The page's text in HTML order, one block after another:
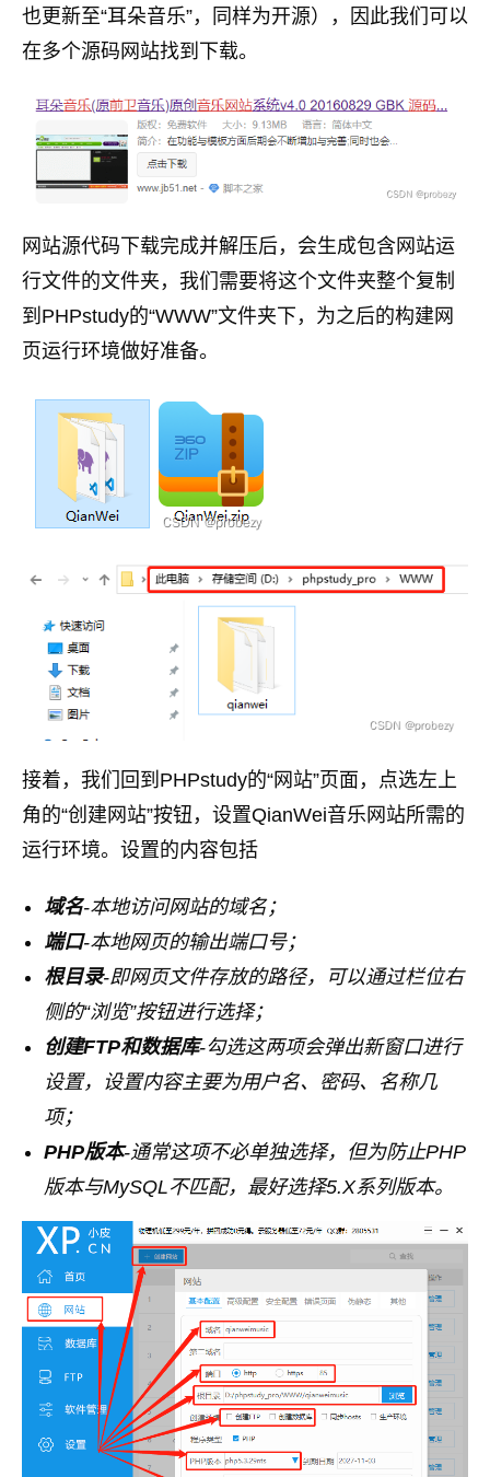
也更新至“耳朵音乐”，同样为开源），因此我们可以
在多个源码网站找到下载。
网站源代码下载完成并解压后，会生成包含网站运
行文件的文件夹，我们需要将这个文件夹整个复制
到PHPstudy的“WWW”文件夹下，为之后的构建网
页运行环境做好准备。
接着，我们回到PHPstudy的“网站”页面，点选左上
角的“创建网站”按钮，设置QianWei音乐网站所需的
运行环境。设置的内容包括
域名-本地访问网站的域名；
端口-本地网页的输出端口号；
根目录-即网页文件存放的路径，可以通过栏位右
侧的“浏览”按钮进行选择；
创建FTP和数据库-勾选这两项会弹出新窗口进行
设置，设置内容主要为用户名、密码、名称几
项；
PHP版本-通常这项不必单独选择，但为防止PHP
版本与MySQL不匹配，最好选择5.X系列版本。